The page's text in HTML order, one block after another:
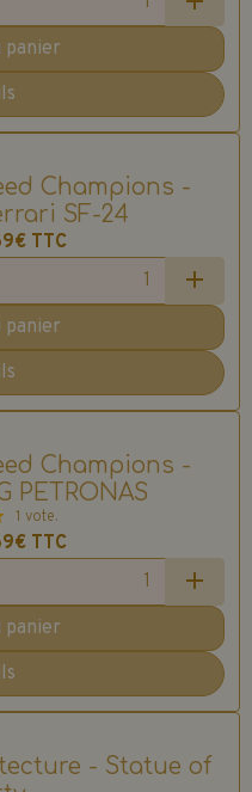
Champions -
SF-24
TTC
Champions -
PETRONAS
1 vote.
TTC
- Statue of